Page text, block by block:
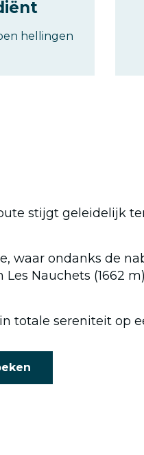
hellingen
stijgt geleidelijk
waar ondanks de
Nauchets (1662
totale sereniteit op